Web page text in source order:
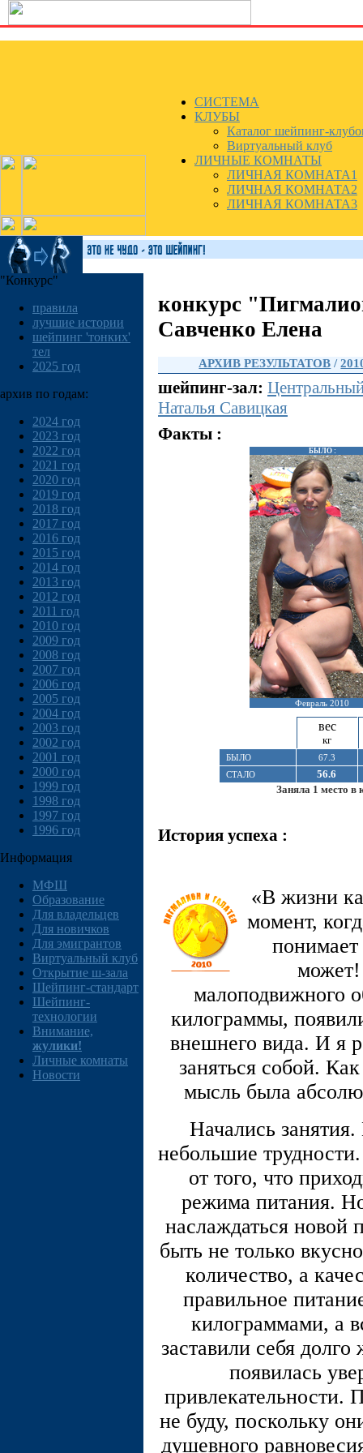
СИСТЕМА
КЛУБЫ
Каталог шейпинг-
Виртуальный клуб
ЛИЧНЫЕ КОМНАТЫ
ЛИЧНАЯ КОМНАТА1
ЛИЧНАЯ КОМНАТА2
ЛИЧНАЯ КОМНАТА3
"Конкурс"
правила
лучшие истории
шейпинг 'тонких'
тел
2025 год
архив по годам:
2024 год
2023 год
2022 год
2021 год
2020 год
2019 год
2018 год
2017 год
2016 год
2015 год
2014 год
2013 год
2012 год
2011 год
2010 год
2009 год
2008 год
2007 год
2006 год
2005 год
2004 год
2003 год
2002 год
2001 год
2000 год
1999 год
1998 год
1997 год
1996 год
Информация
МФШ
Образование
Для владельцев
Для новичков
Для эмигрантов
Виртуальный клуб
Открытие ш-зала
Шейпинг-стандарт
Шейпинг-
технологии
Внимание,
жулики!
Личные комнаты
Новости
конкурс
Савченко Елена
АРХИВ РЕЗУЛЬТАТОВ /
шейпинг-зал:
Наталья Савицкая
Факты :
БЫЛО :
Февраль 2010
вес
кг
БЫЛО
67.3
СТАЛО
56.6
Заняла 1 место в
История успеха :
«В жизни
момент,
малоподвижного
килограммы,
внешнего вида. И я
заняться собой.
мысль была
Начались
небольшие
от того, что
режима питания.
наслаждаться новой
быть не только
количество, а
правильное
килограммами, а
заставили себя
появилась
привлекательности.
не буду, поскольку
душевного